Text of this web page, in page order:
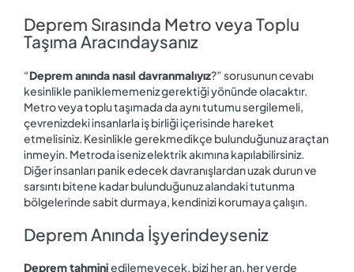
Deprem Sırasında Metro veya Toplu
Taşıma Aracındaysanız
“Deprem anında nasıl davranmalıyız?” sorusunun cevabı
kesinlikle paniklememeniz gerektiği yönünde olacaktır.
Metro veya toplu taşımada da aynı tutumu sergilemeli,
çevrenizdeki insanlarla iş birliği içerisinde hareket
etmelisiniz. Kesinlikle gerekmedikçe bulunduğunuz araçtan
inmeyin. Metroda iseniz elektrik akımına kapılabilirsiniz.
Diğer insanları panik edecek davranışlardan uzak durun ve
sarsıntı bitene kadar bulunduğunuz alandaki tutunma
bölgelerinde sabit durmaya, kendinizi korumaya çalışın.
Deprem Anında İşyerindeyseniz
Deprem tahminiedilemeyecek, bizi her an, her yerde